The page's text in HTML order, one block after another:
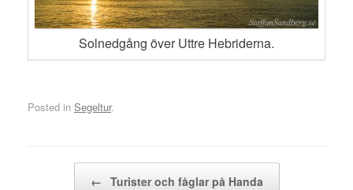
Solnedgång över Uttre Hebriderna.
Posted in Segeltur.
← Turister och fåglar på Handa